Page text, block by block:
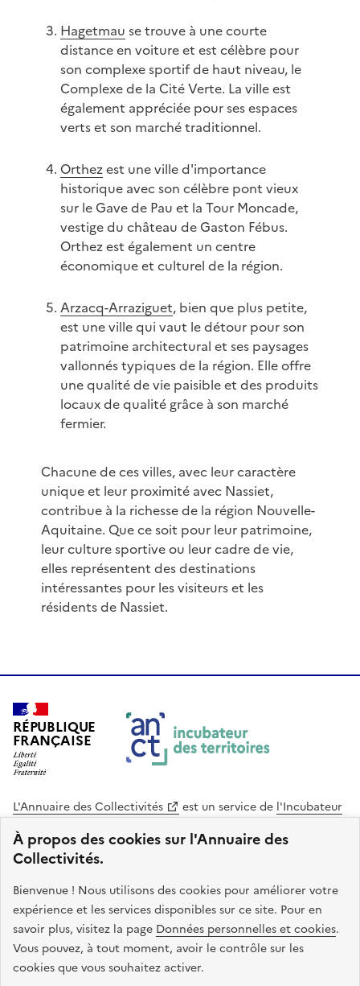
À propos des cookies sur l'Annuaire des
Collectivités.
Bienvenue ! Nous utilisons des cookies pour améliorer votre
expérience et les services disponibles sur ce site. Pour en
savoir plus, visitez la page Données personnelles et cookies.
Vous pouvez, à tout moment, avoir le contrôle sur les
cookies que vous souhaitez activer.
Hagetmau se trouve à une courte
distance en voiture et est célèbre pour
son complexe sportif de haut niveau, le
Complexe de la Cité Verte. La ville est
également appréciée pour ses espaces
verts et son marché traditionnel.
Orthezest une ville d'importance
historique avec son célèbre pont vieux
sur le Gave de Pau et la Tour Moncade,
vestige du château de Gaston Fébus.
Orthez est également un centre
économique et culturel de la région.
Arzacq-Arraziguet, bien que plus petite,
est une ville qui vaut le détour pour son
patrimoine architectural et ses paysages
vallonnés typiques de la région. Elle offre
une qualité de vie paisible et des produits
locaux de qualité grâce à son marché
fermier.
Chacune de ces villes, avec leur caractère
unique et leur proximité avec Nassiet,
contribue à la richesse de la région Nouvelle-
Aquitaine. Que ce soit pour leur patrimoine,
leur culture sportive ou leur cadre de vie,
elles représentent des destinations
intéressantes pour les visiteurs et les
résidents de Nassiet.
RÉPUBLIQUE
FRANÇAISE
L'Annuaire des Collectivités est un service de l'Incubateur
des Territoires
Cohésion des Territoires
. Le code source de ce site web
est disponible en licence libre. Le design de ce site est conçu
avec le système de design de l’État.
legifrance.gouv.fr
info.gouv.fr
service-public.gouv.fr
data.gouv.fr